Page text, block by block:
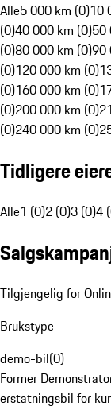
Alle5 000 km (0)10
(0)40 000 km (0)50
(0)80 000 km (0)90
(0)120 000 km (0)
(0)160 000 km (0)
(0)200 000 km (0)
(0)240 000 km (0)
Tidligere
Alle1 (0)2 (0)3 (0)4
Tilgjengelig for
Brukstype
demo-bil(0)
Former
erstatningsbil for